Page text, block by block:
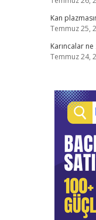
Kan
Temmuz 25,
Karıncalar
Temmuz 24,